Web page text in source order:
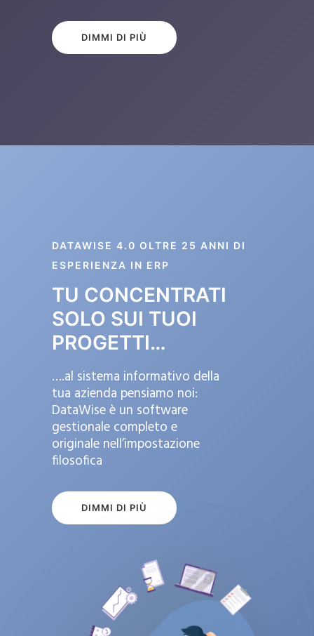
DIMMI DI PIÙ
DATAWISE 4.0 OLTRE 25 ANNI DI
ESPERIENZA IN ERP
TU CONCENTRATI
SOLO SUI TUOI
PROGETTI…
….al sistema informativo della
tua azienda pensiamo noi:
DataWise è un software
gestionale completo e
originale nell’impostazione
filosofica
DIMMI DI PIÙ